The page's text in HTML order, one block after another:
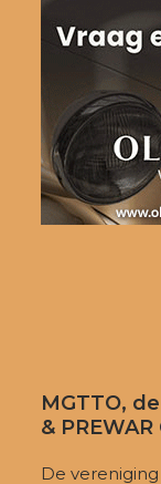
MGTTO,
&
De vereniging